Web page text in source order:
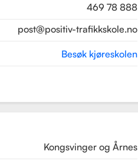
469 78 888
post@positiv-trafikkskole.no
Besøk kjøreskolen
Kongsvinger og Årnes